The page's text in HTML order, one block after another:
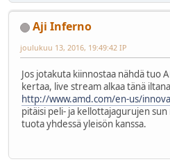
Aji Inferno
joulukuu 13, 2016, 19:49:42 IP
Jos jotakuta kiinnostaa nähdä tuo
kertaa, live stream alkaa tänä
http://www.amd.com/en-us/
pitäisi peli- ja kellottajagurujen
tuota yhdessä yleisön kanssa.